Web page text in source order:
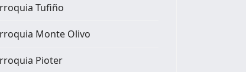
Tufiño
Monte Olivo
Pioter